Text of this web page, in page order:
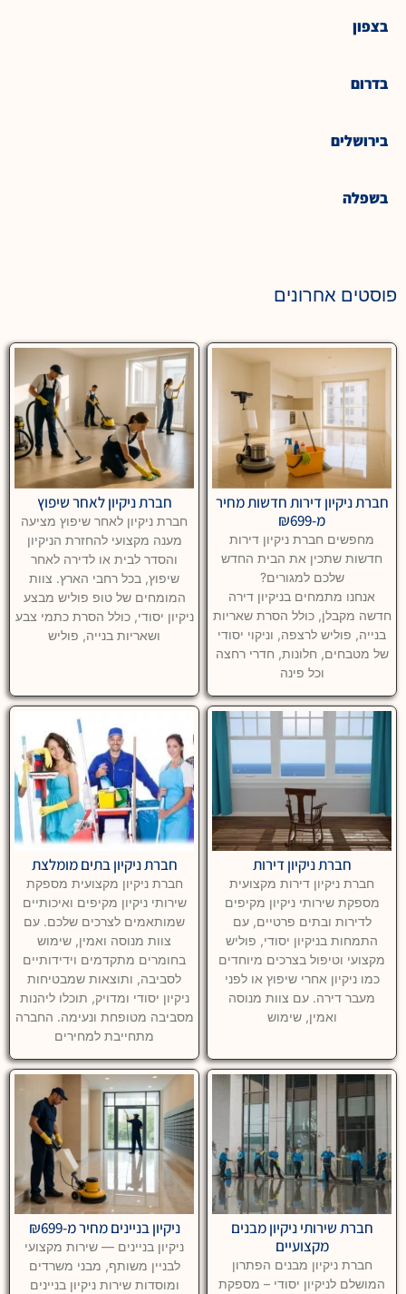
בצפון
בדרום
בירושלים
בשפלה
פוסטים אחרונים
חברת ניקיון דירות חדשות מחיר
מ-₪699
מחפשים חברת ניקיון דירות
חדשות שתכין את הבית החדש
שלכם למגורים?
אנחנו מתמחים בניקיון דירה
חדשה מקבלן, כולל הסרת שאריות
בנייה, פוליש לרצפה, וניקוי יסודי
של מטבחים, חלונות, חדרי רחצה
וכל פינה
חברת ניקיון לאחר שיפוץ
חברת ניקיון לאחר שיפוץ מציעה
מענה מקצועי להחזרת הניקיון
והסדר לבית או לדירה לאחר
שיפוץ, בכל רחבי הארץ. צוות
המומחים של טופ פוליש מבצע
ניקיון יסודי, כולל הסרת כתמי צבע
ושאריות בנייה, פוליש
חברת ניקיון דירות
חברת ניקיון דירות מקצועית
מספקת שירותי ניקיון מקיפים
לדירות ובתים פרטיים, עם
התמחות בניקיון יסודי, פוליש
מקצועי וטיפול בצרכים מיוחדים
כמו ניקיון אחרי שיפוץ או לפני
מעבר דירה. עם צוות מנוסה
ואמין, שימוש
חברת ניקיון בתים מומלצת
חברת ניקיון מקצועית מספקת
שירותי ניקיון מקיפים ואיכותיים
שמותאמים לצרכים שלכם. עם
צוות מנוסה ואמין, שימוש
בחומרים מתקדמים וידידותיים
לסביבה, ותוצאות שמבטיחות
ניקיון יסודי ומדויק, תוכלו ליהנות
מסביבה מטופחת ונעימה. החברה
מתחייבת למחירים
חברת שירותי ניקיון מבנים
מקצועיים
חברת ניקיון מבנים הפתרון
המושלם לניקיון יסודי – מספקת
ניקיון בניינים מחיר מ-₪699
ניקיון בניינים — שירות מקצועי
לבניין משותף, מבני משרדים
ומוסדות שירות ניקיון בניינים